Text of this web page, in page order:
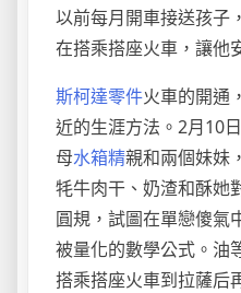
以前每月開車接送孩子
在搭乘搭座火車，讓他
斯柯達零件火車的開通
近的生涯方法。2月10
母水箱精親和兩個妹妹
牦牛肉干、奶渣和酥她
圓規，試圖在單戀傻氣
被量化的數學公式。油
搭乘搭座火車到拉薩后